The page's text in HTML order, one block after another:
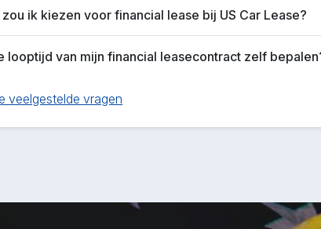
ik kiezen voor financial lease bij US Car Lease?
looptijd van mijn financial leasecontract zelf
veelgestelde vragen